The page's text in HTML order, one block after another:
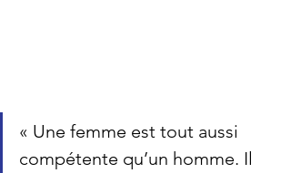
« Une femme est tout aussi
compétente qu’un homme. Il